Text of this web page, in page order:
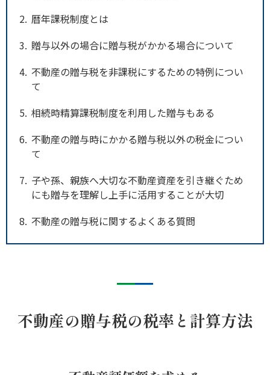
2 暦年課税制度とは
3 贈与以外の場合に贈与税がかかる場合について
4 不動産の贈与税を非課税にするための特例につい
て
5 相続時精算課税制度を利用した贈与もある
6 不動産の贈与時にかかる贈与税以外の税金につい
て
7 子や孫、親族へ大切な不動産資産を引き継ぐため
にも贈与を理解し上手に活用することが大切
8 不動産の贈与税に関するよくある質問
不動産の贈与税の税率と計算方法